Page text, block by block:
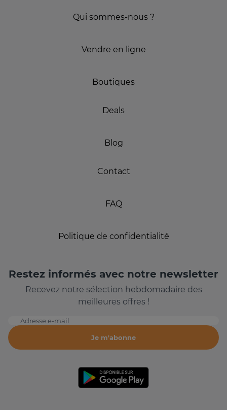
Qui sommes-nous ?
Vendre en ligne
Boutiques
Deals
Blog
Contact
FAQ
Politique de confidentialité
Restez informés avec notre newsletter
Recevez notre sélection hebdomadaire des
meilleures offres !
Adresse e-mail
Je m'abonne